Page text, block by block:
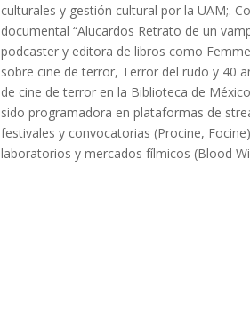
culturales y gestión cultural por la UAM;.
documental “Alucardos Retrato de un
podcaster y editora de libros como
sobre cine de terror, Terror del rudo y 40
de cine de terror en la Biblioteca de
sido programadora en plataformas de
festivales y convocatorias (Procine,
laboratorios y mercados fílmicos (Blood